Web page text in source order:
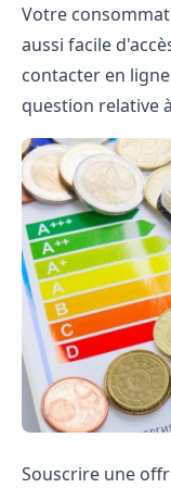
Votre
aussi facile
contacter en ligne
question relative
Souscrire une